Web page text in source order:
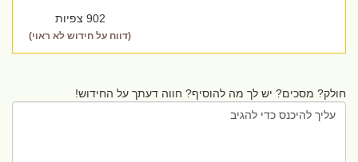
902 צפיות
(דווח על חידוש לא ראוי)
חולק? מסכים? יש לך מה להוסיף? חווה דעתך על החידוש!